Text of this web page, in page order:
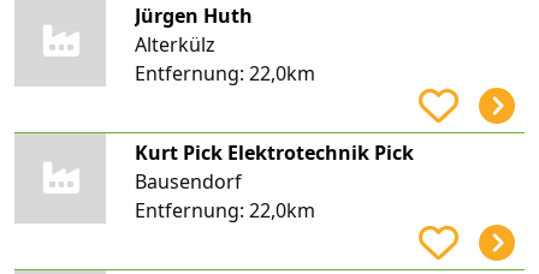
Jürgen Huth
Alterkülz
Entfernung: 22,0km
Kurt Pick Elektrotechnik Pick
Bausendorf
Entfernung: 22,0km